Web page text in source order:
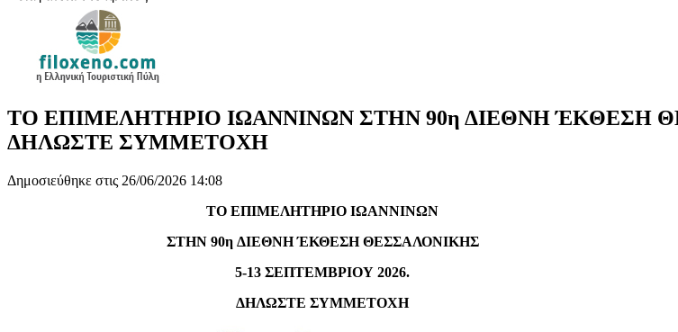
ΤΟ ΕΠΙΜΕΛΗΤΗΡΙΟ ΙΩΑΝΝΙΝΩΝ ΣΤΗΝ 90η ΔΙΕΘΝΗ ΈΚΘΕΣΗ
ΔΗΛΩΣΤΕ ΣΥΜΜΕΤΟΧΗ
Δημοσιεύθηκε στις 26/06/2026 14:08
ΤΟ ΕΠΙΜΕΛΗΤΗΡΙΟ ΙΩΑΝΝΙΝΩΝ
ΣΤΗΝ 90η ΔΙΕΘΝΗ ΈΚΘΕΣΗ ΘΕΣΣΑΛΟΝΙΚΗΣ
5-13 ΣΕΠΤΕΜΒΡΙΟΥ 2026.
ΔΗΛΩΣΤΕ ΣΥΜΜΕΤΟΧΗ